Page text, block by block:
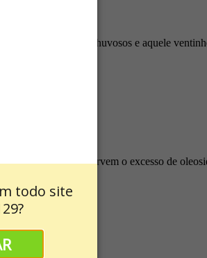
todo site
época, os dias chuvosos e aquele
que absorvem o excesso de
[…]